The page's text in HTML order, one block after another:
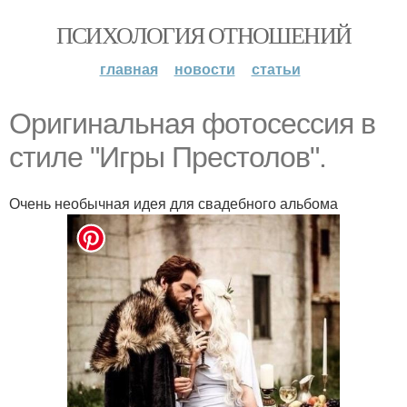
ПСИХОЛОГИЯ ОТНОШЕНИЙ
главная новости статьи
Оригинальная фотосессия в
стиле "Игры Престолов".
Очень необычная идея для свадебного альбома